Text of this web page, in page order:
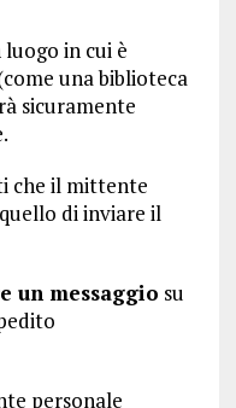
in cui è
una biblioteca
sicuramente
che il mittente
di inviare il
un messaggio su
personale